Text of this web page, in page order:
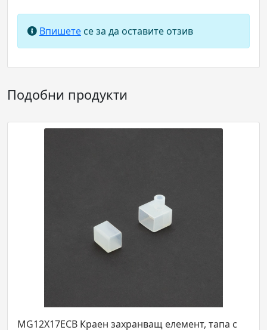
Впишете се за да оставите отзив
Подобни продукти
елемент, тапа с ATS48.300IP44 Драйвер 175-